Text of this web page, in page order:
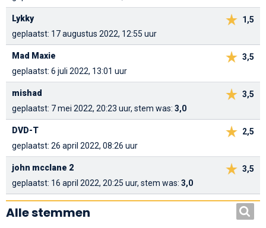
1,5
Lykky
geplaatst: 17 augustus 2022, 12:55 uur
3,5
Mad Maxie
geplaatst: 6 juli 2022, 13:01 uur
3,5
mishad
geplaatst: 7 mei 2022, 20:23 uur, stem was: 3,0
2,5
DVD-T
geplaatst: 26 april 2022, 08:26 uur
3,5
john mcclane 2
geplaatst: 16 april 2022, 20:25 uur, stem was: 3,0
Alle stemmen